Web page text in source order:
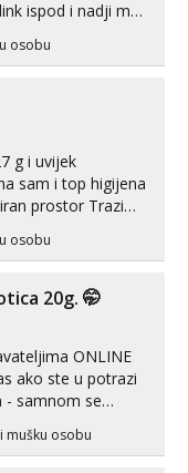
osobu
g i uvijek
sam i top higijena
prostor Trazim
Erotsko rublje
osobu
20g. 🤭
ONLINE
ako ste u potrazi
- samnom se
videopoziva, ili
radim i u paru i
mušku osobu